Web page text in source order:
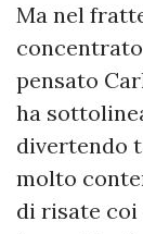
Ma nel
pensato
ha
divertendo
molto
di risate coi